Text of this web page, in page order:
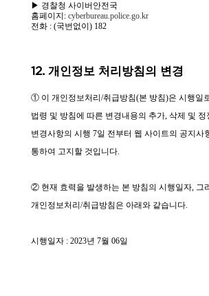
▶ 경찰청 사이버안전국
홈페이지: cyberbureau.police.go.kr
전화 : (국번없이) 182
12. 개인정보 처리방침의 변경
① 이 개인정보처리/취급방침(본 방침)은 시행일
법령 및 방침에 따른 변경내용의 추가, 삭제 및
변경사항의 시행 7일 전부터 웹 사이트의 공지사
통하여 고지할 것입니다.
② 현재 효력을 발생하는 본 방침의 시행일자, 그
개인정보처리/취급방침은 아래와 같습니다.
시행일자 : 2023년 7월 06일